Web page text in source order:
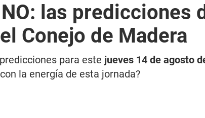
las
Conejo de Madera
para este jueves 14 de agosto
la energía de esta jornada?